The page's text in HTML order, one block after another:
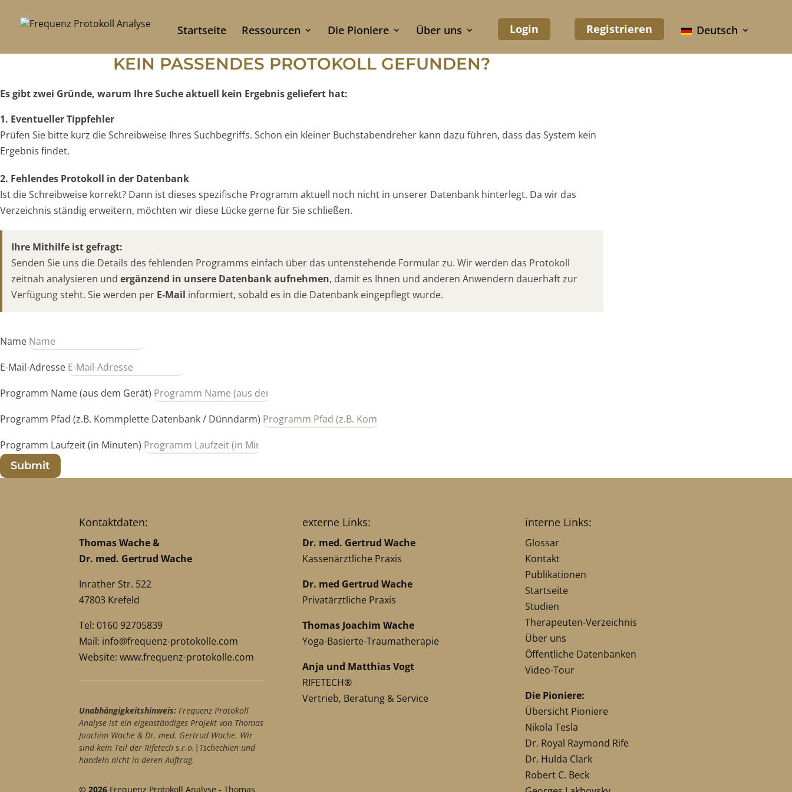
Startseite Ressourcen Die Pioniere Über uns Login Registrieren Deutsch
KEIN PASSENDES PROTOKOLL GEFUNDEN?
Es gibt zwei Gründe, warum Ihre Suche aktuell kein Ergebnis geliefert hat:
1. Eventueller Tippfehler
Prüfen Sie bitte kurz die Schreibweise Ihres Suchbegriffs. Schon ein kleiner Buchstabendreher kann dazu führen, dass das System kein
Ergebnis findet.
2. Fehlendes Protokoll in der Datenbank
Ist die Schreibweise korrekt? Dann ist dieses spezifische Programm aktuell noch nicht in unserer Datenbank hinterlegt. Da wir das
Verzeichnis ständig erweitern, möchten wir diese Lücke gerne für Sie schließen.
Ihre Mithilfe ist gefragt:
Senden Sie uns die Details des fehlenden Programms einfach über das untenstehende Formular zu. Wir werden das Protokoll
zeitnah analysieren und ergänzend in unsere Datenbank aufnehmen, damit es Ihnen und anderen Anwendern dauerhaft zur
Verfügung steht. Sie werden per E-Mail informiert, sobald es in die Datenbank eingepflegt wurde.
Name
E-Mail-Adresse
Programm Name (aus dem Gerät)
Programm Pfad (z.B. Kommplette Datenbank / Dünndarm)
Programm Laufzeit (in Minuten)
Submit
Kontaktdaten:
Thomas Wache &
Dr. med. Gertrud Wache
Inrather Str. 522
47803 Krefeld
Tel: 0160 92705839
Mail: info@frequenz-protokolle.com
Website:www.frequenz-protokolle.com
Unabhängigkeitshinweis: Frequenz Protokoll
Analyse ist ein eigenständiges Projekt von Thomas
Joachim Wache & Dr. med. Gertrud Wache. Wir
sind kein Teil der Rifetech s.r.o.|Tschechien und
handeln nicht in deren Auftrag.
© 2026 Frequenz Protokoll Analyse - Thomas
externe Links:
Dr. med. Gertrud Wache
Kassenärztliche Praxis
Dr. med Gertrud Wache
Privatärztliche Praxis
Thomas Joachim Wache
Yoga-Basierte-Traumatherapie
Anja und Matthias Vogt
RIFETECH®
Vertrieb, Beratung & Service
interne Links:
Glossar
Kontakt
Publikationen
Startseite
Studien
Therapeuten-Verzeichnis
Über uns
Öffentliche Datenbanken
Video-Tour
Die Pioniere:
Übersicht Pioniere
Nikola Tesla
Dr. Royal Raymond Rife
Dr. Hulda Clark
Robert C. Beck